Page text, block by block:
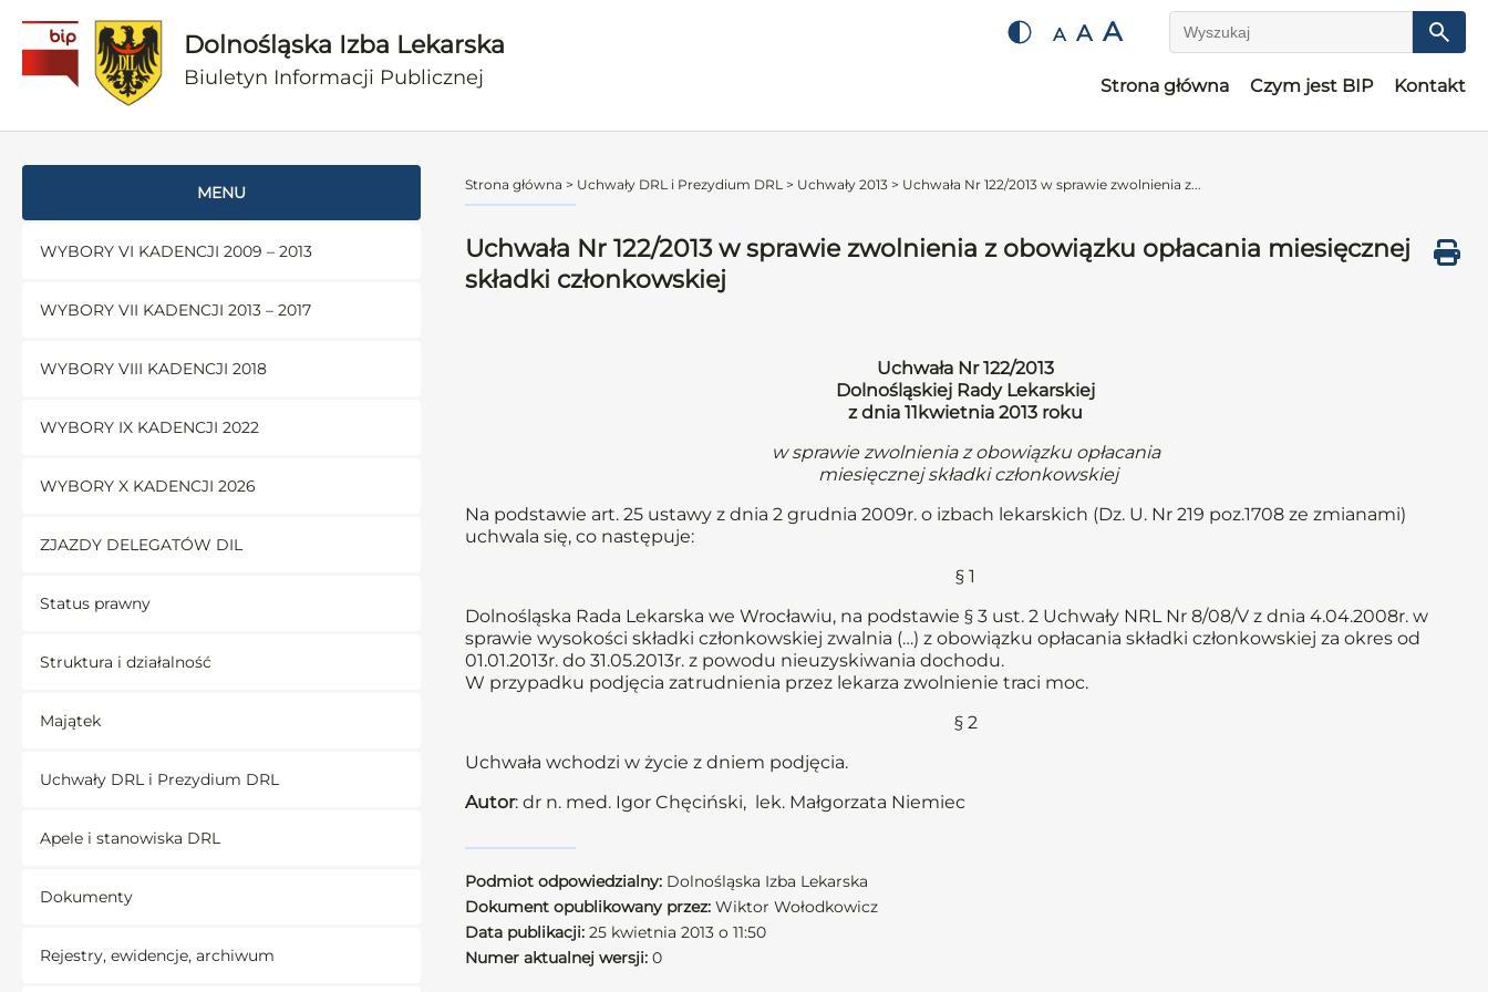
Dolnośląska Izba Lekarska
Biuletyn Informacji Publicznej
A A A Wyszukaj
Strona główna Czym jest BIP Kontakt
MENU
WYBORY VI KADENCJI 2009 – 2013
WYBORY VII KADENCJI 2013 – 2017
WYBORY VIII KADENCJI 2018
WYBORY IX KADENCJI 2022
WYBORY X KADENCJI 2026
ZJAZDY DELEGATÓW DIL
Status prawny
Struktura i działalność
Majątek
Uchwały DRL i Prezydium DRL
Apele i stanowiska DRL
Dokumenty
Rejestry, ewidencje, archiwum
Strona główna > Uchwały DRL i Prezydium DRL > Uchwały 2013 > Uchwała Nr 122/2013 w sprawie zwolnienia z...
Uchwała Nr 122/2013 w sprawie zwolnienia z obowiązku opłacania miesięcznej
składki członkowskiej
Uchwała Nr 122/2013
Dolnośląskiej Rady Lekarskiej
z dnia 11kwietnia 2013 roku
w sprawie zwolnienia z obowiązku opłacania
miesięcznej składki członkowskiej
Na podstawie art. 25 ustawy z dnia 2 grudnia 2009r. o izbach lekarskich (Dz. U. Nr 219 poz.1708 ze zmianami)
uchwala się, co następuje:
§ 1
Dolnośląska Rada Lekarska we Wrocławiu, na podstawie § 3 ust. 2 Uchwały NRL Nr 8/08/V z dnia 4.04.2008r. w
sprawie wysokości składki członkowskiej zwalnia (…) z obowiązku opłacania składki członkowskiej za okres od
01.01.2013r. do 31.05.2013r. z powodu nieuzyskiwania dochodu.
W przypadku podjęcia zatrudnienia przez lekarza zwolnienie traci moc.
§ 2
Uchwała wchodzi w życie z dniem podjęcia.
Autor: dr n. med. Igor Chęciński, lek. Małgorzata Niemiec
Podmiot odpowiedzialny: Dolnośląska Izba Lekarska
Dokument opublikowany przez: Wiktor Wołodkowicz
Data publikacji: 25 kwietnia 2013 o 11:50
Numer aktualnej wersji: 0